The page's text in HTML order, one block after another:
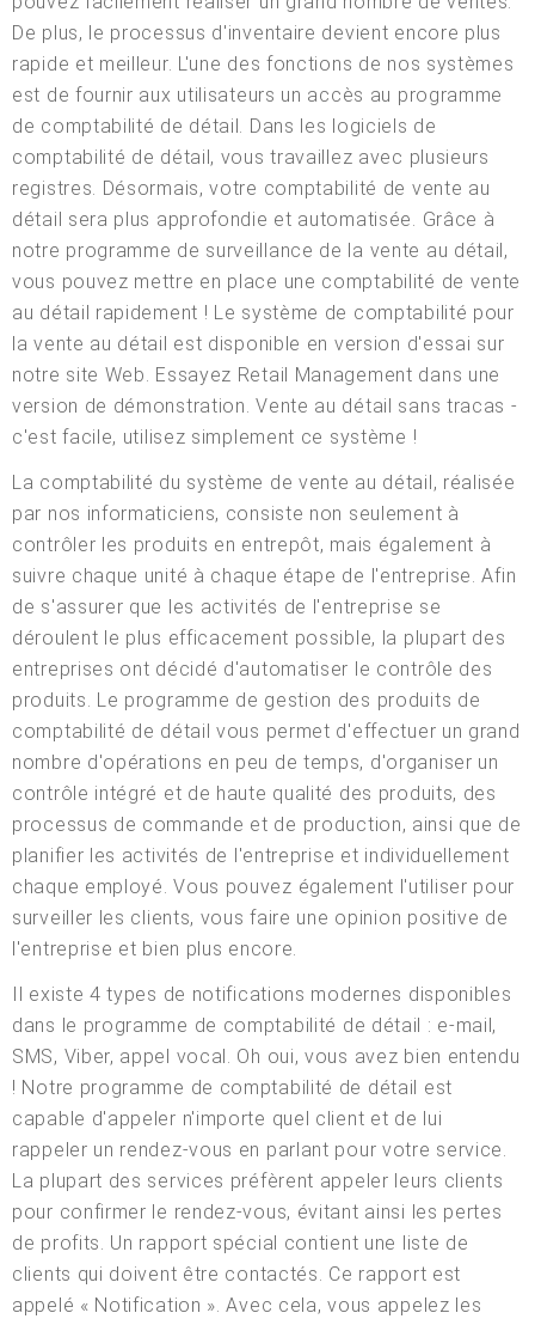
De plus, le processus d'inventaire devient encore plus
rapide et meilleur. L'une des fonctions de nos systèmes
est de fournir aux utilisateurs un accès au programme
de comptabilité de détail. Dans les logiciels de
comptabilité de détail, vous travaillez avec plusieurs
registres. Désormais, votre comptabilité de vente au
détail sera plus approfondie et automatisée. Grâce à
notre programme de surveillance de la vente au détail,
vous pouvez mettre en place une comptabilité de vente
au détail rapidement ! Le système de comptabilité pour
la vente au détail est disponible en version d'essai sur
notre site Web. Essayez Retail Management dans une
version de démonstration. Vente au détail sans tracas -
c'est facile, utilisez simplement ce système !
La comptabilité du système de vente au détail, réalisée
par nos informaticiens, consiste non seulement à
contrôler les produits en entrepôt, mais également à
suivre chaque unité à chaque étape de l'entreprise. Afin
de s'assurer que les activités de l'entreprise se
déroulent le plus efficacement possible, la plupart des
entreprises ont décidé d'automatiser le contrôle des
produits. Le programme de gestion des produits de
comptabilité de détail vous permet d'effectuer un grand
nombre d'opérations en peu de temps, d'organiser un
contrôle intégré et de haute qualité des produits, des
processus de commande et de production, ainsi que de
planifier les activités de l'entreprise et individuellement
chaque employé. Vous pouvez également l'utiliser pour
surveiller les clients, vous faire une opinion positive de
l'entreprise et bien plus encore.
Il existe 4 types de notifications modernes disponibles
dans le programme de comptabilité de détail : e-mail,
SMS, Viber, appel vocal. Oh oui, vous avez bien entendu
! Notre programme de comptabilité de détail est
capable d'appeler n'importe quel client et de lui
rappeler un rendez-vous en parlant pour votre service.
La plupart des services préfèrent appeler leurs clients
pour confirmer le rendez-vous, évitant ainsi les pertes
de profits. Un rapport spécial contient une liste de
clients qui doivent être contactés. Ce rapport est
appelé « Notification ». Avec cela, vous appelez les